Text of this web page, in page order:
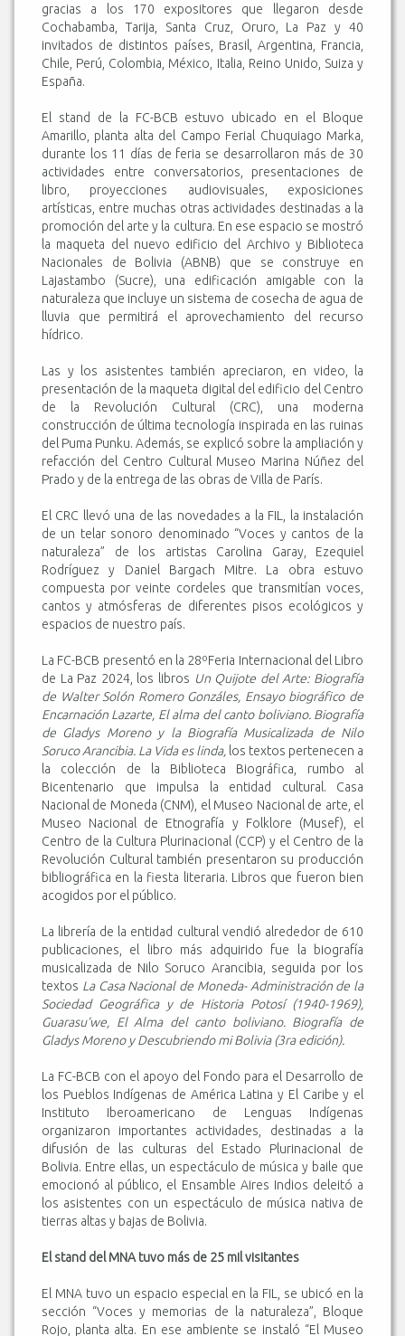
gracias a los 170 expositores que llegaron desde
Cochabamba, Tarija, Santa Cruz, Oruro, La Paz y 40
invitados de distintos países, Brasil, Argentina, Francia,
Chile, Perú, Colombia, México, Italia, Reino Unido, Suiza y
España.
El stand de la FC-BCB estuvo ubicado en el Bloque
Amarillo, planta alta del Campo Ferial Chuquiago Marka,
durante los 11 días de feria se desarrollaron más de 30
actividades entre conversatorios, presentaciones de
libro, proyecciones audiovisuales, exposiciones
artísticas, entre muchas otras actividades destinadas a la
promoción del arte y la cultura. En ese espacio se mostró
la maqueta del nuevo edificio del Archivo y Biblioteca
Nacionales de Bolivia (ABNB) que se construye en
Lajastambo (Sucre), una edificación amigable con la
naturaleza que incluye un sistema de cosecha de agua de
lluvia que permitirá el aprovechamiento del recurso
hídrico.
Las y los asistentes también apreciaron, en video, la
presentación de la maqueta digital del edificio del Centro
de la Revolución Cultural (CRC), una moderna
construcción de última tecnología inspirada en las ruinas
del Puma Punku. Además, se explicó sobre la ampliación y
refacción del Centro Cultural Museo Marina Núñez del
Prado y de la entrega de las obras de Villa de París.
El CRC llevó una de las novedades a la FIL, la instalación
de un telar sonoro denominado “Voces y cantos de la
naturaleza” de los artistas Carolina Garay, Ezequiel
Rodríguez y Daniel Bargach Mitre. La obra estuvo
compuesta por veinte cordeles que transmitían voces,
cantos y atmósferas de diferentes pisos ecológicos y
espacios de nuestro país.
La FC-BCB presentó en la 28ºFeria Internacional del Libro
de La Paz 2024, los libros Un Quijote del Arte: Biografía
de Walter Solón Romero Gonzáles, Ensayo biográfico de
Encarnación Lazarte, El alma del canto boliviano. Biografía
de Gladys Moreno y la Biografía Musicalizada de Nilo
Soruco Arancibia. La Vida es linda, los textos pertenecen a
la colección de la Biblioteca Biográfica, rumbo al
Bicentenario que impulsa la entidad cultural. Casa
Nacional de Moneda (CNM), el Museo Nacional de arte, el
Museo Nacional de Etnografía y Folklore (Musef), el
Centro de la Cultura Plurinacional (CCP) y el Centro de la
Revolución Cultural también presentaron su producción
bibliográfica en la fiesta literaria. Libros que fueron bien
acogidos por el público.
La librería de la entidad cultural vendió alrededor de 610
publicaciones, el libro más adquirido fue la biografía
musicalizada de Nilo Soruco Arancibia, seguida por los
textos La Casa Nacional de Moneda- Administración de la
Sociedad Geográfica y de Historia Potosí (1940-1969),
Guarasu’we, El Alma del canto boliviano. Biografía de
Gladys Moreno y Descubriendo mi Bolivia (3ra edición).
La FC-BCB con el apoyo del Fondo para el Desarrollo de
los Pueblos Indígenas de América Latina y El Caribe y el
Instituto Iberoamericano de Lenguas Indígenas
organizaron importantes actividades, destinadas a la
difusión de las culturas del Estado Plurinacional de
Bolivia. Entre ellas, un espectáculo de música y baile que
emocionó al público, el Ensamble Aires Indios deleitó a
los asistentes con un espectáculo de música nativa de
tierras altas y bajas de Bolivia.
El stand del MNA tuvo más de 25 mil visitantes
El MNA tuvo un espacio especial en la FIL, se ubicó en la
sección “Voces y memorias de la naturaleza”, Bloque
Rojo, planta alta. En ese ambiente se instaló “El Museo